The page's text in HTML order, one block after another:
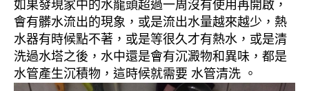
如果發現家中的水龍頭超過一周沒有使用再開啟，
會有髒水流出的現象，或是流出水量越來越少，熱
水器有時候點不著，或是等很久才有熱水，或是清
洗過水塔之後，水中還是會有沉澱物和異味，都是
水管產生沉積物，這時候就需要 水管清洗 。